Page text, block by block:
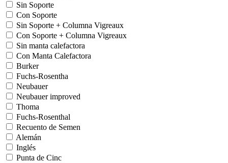
Sin Soporte
Con Soporte
Sin Soporte + Columna Vigreaux
Con Soporte + Columna Vigreaux
Sin manta calefactora
Con Manta Calefactora
Burker
Fuchs-Rosentha
Neubauer
Neubauer improved
Thoma
Fuchs-Rosenthal
Recuento de Semen
Alemán
Inglés
Punta de Cinc